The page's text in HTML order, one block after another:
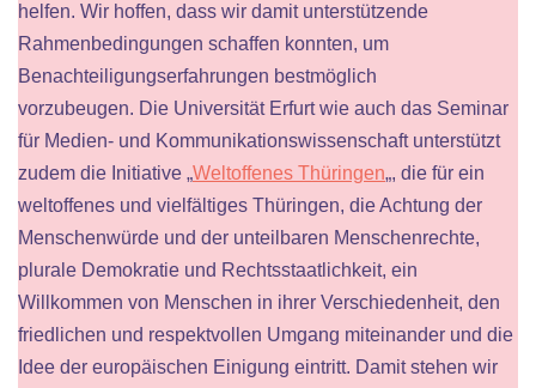
helfen. Wir hoffen, dass wir damit unterstützende
Rahmenbedingungen schaffen konnten, um
Benachteiligungserfahrungen bestmöglich
vorzubeugen. Die Universität Erfurt wie auch das Seminar
für Medien- und Kommunikationswissenschaft unterstützt
zudem die Initiative „Weltoffenes Thüringen„, die für ein
weltoffenes und vielfältiges Thüringen, die Achtung der
Menschenwürde und der unteilbaren Menschenrechte,
plurale Demokratie und Rechtsstaatlichkeit, ein
Willkommen von Menschen in ihrer Verschiedenheit, den
friedlichen und respektvollen Umgang miteinander und die
Idee der europäischen Einigung eintritt. Damit stehen wir